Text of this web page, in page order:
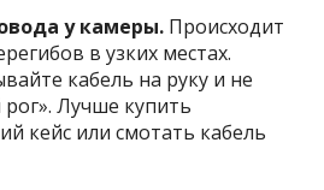
у камеры. Происходит
в узких местах.
кабель на руку и не
Лучше купить
кейс или смотать кабель